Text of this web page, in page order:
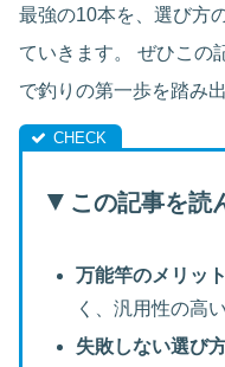
最強の10本を、選び方
ていきます。 ぜひこの
で釣りの第一歩を踏み
▼ この記事を読
万能竿のメリット
く、汎用性の高
失敗しない選び方